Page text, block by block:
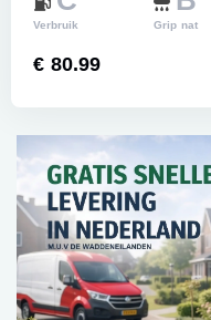
Verbruik Grip nat
€ 80.99